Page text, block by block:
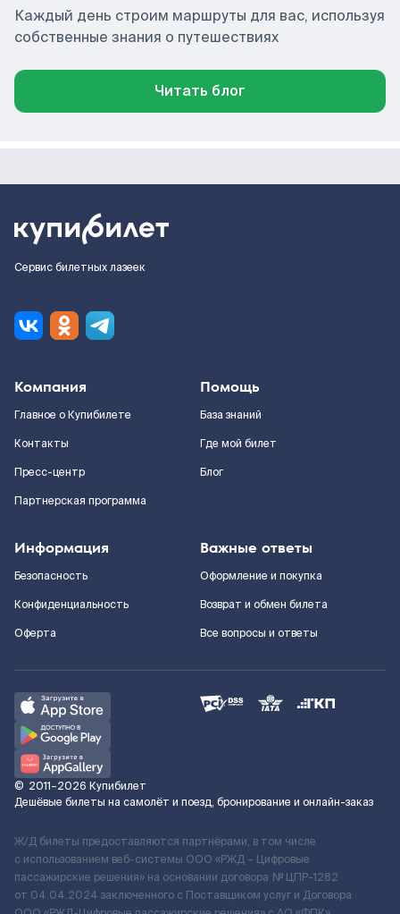
Каждый день строим маршруты для вас, используя
собственные знания о путешествиях
Читать блог
Сервис билетных лазеек
Компания
Главное о Купибилете
Контакты
Пресс-центр
Партнерская программа
Помощь
База знаний
Где мой билет
Блог
Информация
Безопасность
Конфиденциальность
Оферта
Важные ответы
Оформление и покупка
Возврат и обмен билета
Все вопросы и ответы
© 2011–2026 Купибилет
Дешёвые билеты на самолёт и поезд, бронирование и онлайн-заказ
Ж/Д билеты предоставляются партнёрами, в том числе
с использованием веб-системы ООО «РЖД – Цифровые
пассажирские решения» на основании договора № ЦПР-1282
от 04.04.2024 заключенного с Поставщиком услуг и Договора